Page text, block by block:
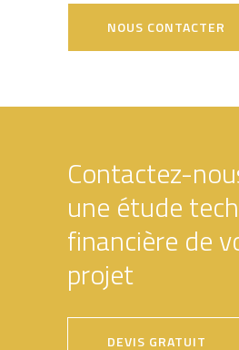
NOUS CONTACTER
Contactez-
une étude
financière de
projet
DEVIS GRATUIT